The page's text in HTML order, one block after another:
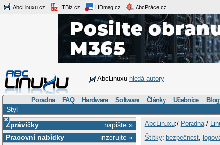
AbcLinuxu.cz ITBiz.cz HDmag.cz AbcPráce.cz
AbcLinuxu hledá autory!
Poradna FAQ Hardware Software Články Učebnice
Styl
×
napište »
Zprávičky
inzerujte »
Pracovní nabídky
AbcLinuxu:/ Poradna/
Štítky: bezpečnost,